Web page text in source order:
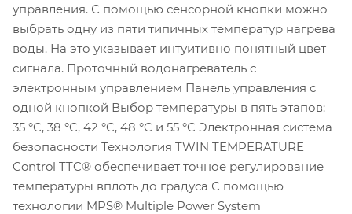
управления. С помощью сенсорной кнопки можно
выбрать одну из пяти типичных температур нагрева
воды. На это указывает интуитивно понятный цвет
сигнала. Проточный водонагреватель с
электронным управлением Панель управления с
одной кнопкой Выбор температуры в пять этапов:
35 °C, 38 °C, 42 °C, 48 °C и 55 °C Электронная система
безопасности Технология TWIN TEMPERATURE
Control TTC® обеспечивает точное регулирование
температуры вплоть до градуса С помощью
технологии MPS® Multiple Power System